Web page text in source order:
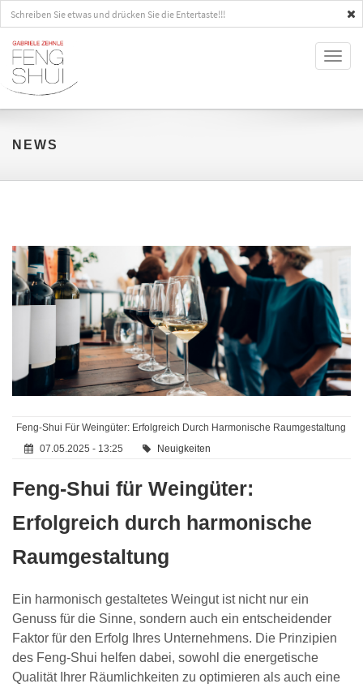
NEWS
Feng-Shui Für Weingüter: Erfolgreich Durch Harmonische Raumgestaltung
07.05.2025 - 13:25
Neuigkeiten
Feng-Shui für Weingüter:
Erfolgreich durch harmonische
Raumgestaltung
Ein harmonisch gestaltetes Weingut ist nicht nur ein
Genuss für die Sinne, sondern auch ein entscheidender
Faktor für den Erfolg Ihres Unternehmens. Die Prinzipien
des Feng-Shui helfen dabei, sowohl die energetische
Qualität Ihrer Räumlichkeiten zu optimieren als auch eine